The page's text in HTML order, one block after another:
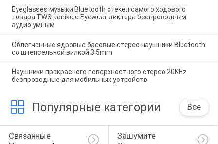
Eyeglasses музыки Bluetooth стекел самого ходового
товара TWS aonike с Eyewear диктора беспроводным
аудио умным
Облегченные ядровые басовые стерео наушники Bluetooth
со штепсельной вилкой 3.5mm
Наушники прекрасного поверхностного стерео 20KHz
беспроводные для мобильных устройств
Популярные категории Все
Связанные
Зашумите